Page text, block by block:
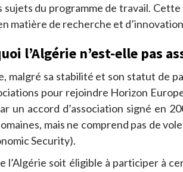
sujets du programme de travail.
matière de recherche et
l’Algérie n’est-elle pas
malgré sa stabilité et son statut de
pour rejoindre Horizon
un accord d’association signé en
mais ne comprend pas de
Security).
l’Algérie soit éligible à participer à